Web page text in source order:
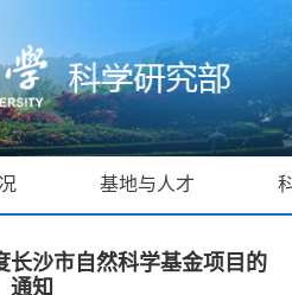
基地与人才
长沙市自然科学基金项目的
通知